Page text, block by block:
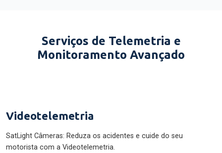
Serviços de Telemetria e
Monitoramento Avançado
Videotelemetria
SatLight Câmeras: Reduza os acidentes e cuide do seu
motorista com a Videotelemetria.